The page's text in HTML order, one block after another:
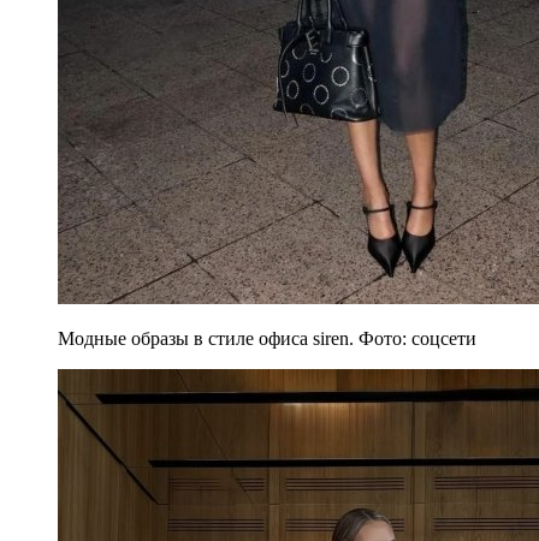
Модные образы в стиле офиса siren. Фото: соцсети